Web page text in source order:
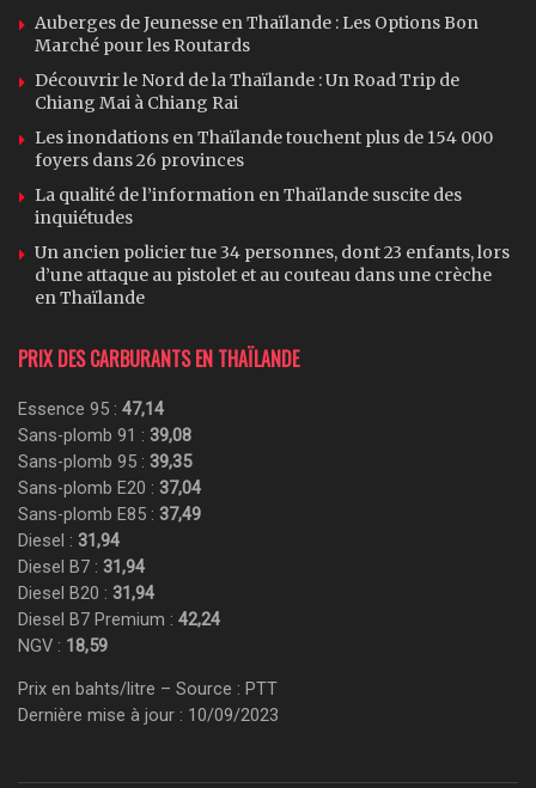
Auberges de Jeunesse en Thaïlande : Les Options Bon
Marché pour les Routards
Découvrir le Nord de la Thaïlande : Un Road Trip de
Chiang Mai à Chiang Rai
Les inondations en Thaïlande touchent plus de 154 000
foyers dans 26 provinces
La qualité de l’information en Thaïlande suscite des
inquiétudes
Un ancien policier tue 34 personnes, dont 23 enfants, lors
d’une attaque au pistolet et au couteau dans une crèche
en Thaïlande
PRIX DES CARBURANTS EN THAÏLANDE
Essence 95 : 47,14
Sans-plomb 91 : 39,08
Sans-plomb 95 : 39,35
Sans-plomb E20 : 37,04
Sans-plomb E85 : 37,49
Diesel : 31,94
Diesel B7 : 31,94
Diesel B20 : 31,94
Diesel B7 Premium : 42,24
NGV : 18,59
Prix en bahts/litre – Source : PTT
Dernière mise à jour : 10/09/2023